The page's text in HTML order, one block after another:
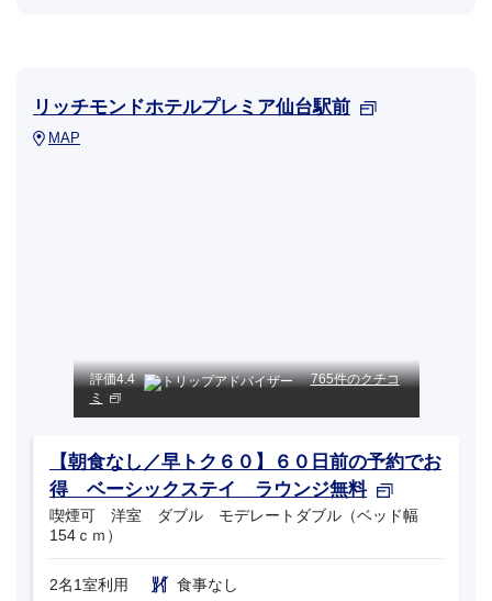
リッチモンドホテルプレミア仙台駅前
MAP
評価4.4
765件のクチコ
ミ
【朝食なし／早トク６０】６０日前の予約でお
得 ベーシックステイ ラウンジ無料
喫煙可 洋室 ダブル モデレートダブル（ベッド幅
154ｃｍ）
2名1室利用 食事なし